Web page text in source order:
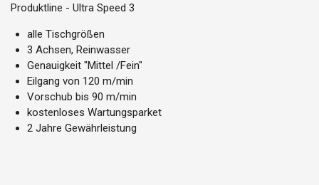
Produktline - Ultra Speed 3
alle Tischgrößen
3 Achsen, Reinwasser
Genauigkeit "Mittel /Fein"
Eilgang von 120 m/min
Vorschub bis 90 m/min
kostenloses Wartungsparket
2 Jahre Gewährleistung